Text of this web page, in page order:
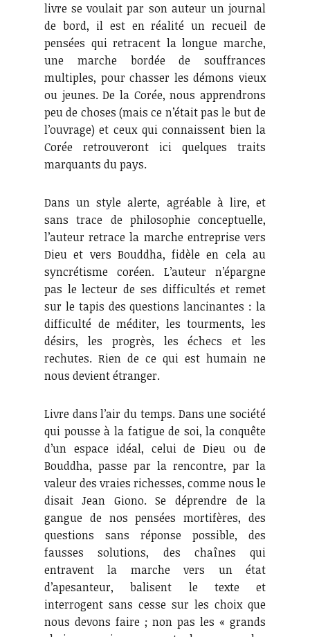
livre se voulait par son auteur un journal
de bord, il est en réalité un recueil de
pensées qui retracent la longue marche,
une marche bordée de souffrances
multiples, pour chasser les démons vieux
ou jeunes. De la Corée, nous apprendrons
peu de choses (mais ce n’était pas le but de
l’ouvrage) et ceux qui connaissent bien la
Corée retrouveront ici quelques traits
marquants du pays.
Dans un style alerte, agréable à lire, et
sans trace de philosophie conceptuelle,
l’auteur retrace la marche entreprise vers
Dieu et vers Bouddha, fidèle en cela au
syncrétisme coréen. L’auteur n’épargne
pas le lecteur de ses difficultés et remet
sur le tapis des questions lancinantes : la
difficulté de méditer, les tourments, les
désirs, les progrès, les échecs et les
rechutes. Rien de ce qui est humain ne
nous devient étranger.
Livre dans l’air du temps. Dans une société
qui pousse à la fatigue de soi, la conquête
d’un espace idéal, celui de Dieu ou de
Bouddha, passe par la rencontre, par la
valeur des vraies richesses, comme nous le
disait Jean Giono. Se déprendre de la
gangue de nos pensées mortifères, des
questions sans réponse possible, des
fausses solutions, des chaînes qui
entravent la marche vers un état
d’apesanteur, balisent le texte et
interrogent sans cesse sur les choix que
nous devons faire ; non pas les « grands